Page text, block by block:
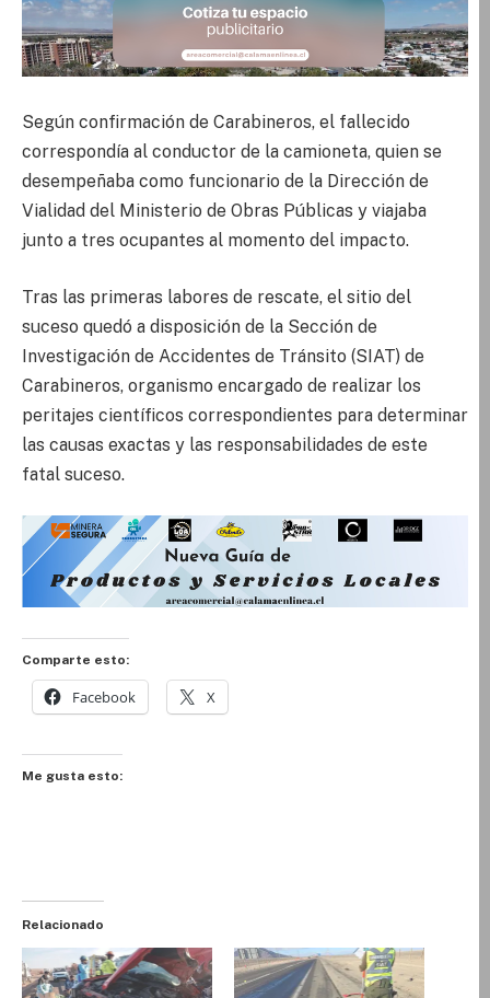
Según confirmación de Carabineros, el fallecido
correspondía al conductor de la camioneta, quien se
desempeñaba como funcionario de la Dirección de
Vialidad del Ministerio de Obras Públicas y viajaba
junto a tres ocupantes al momento del impacto.
Tras las primeras labores de rescate, el sitio del
suceso quedó a disposición de la Sección de
Investigación de Accidentes de Tránsito (SIAT) de
Carabineros, organismo encargado de realizar los
peritajes científicos correspondientes para determinar
las causas exactas y las responsabilidades de este
fatal suceso.
Comparte esto:
Facebook X
Me gusta esto:
Relacionado